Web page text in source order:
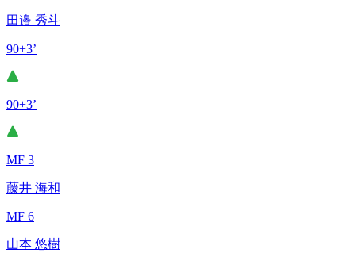
田邉 秀斗
90+3’
90+3’
MF 3
藤井 海和
MF 6
山本 悠樹